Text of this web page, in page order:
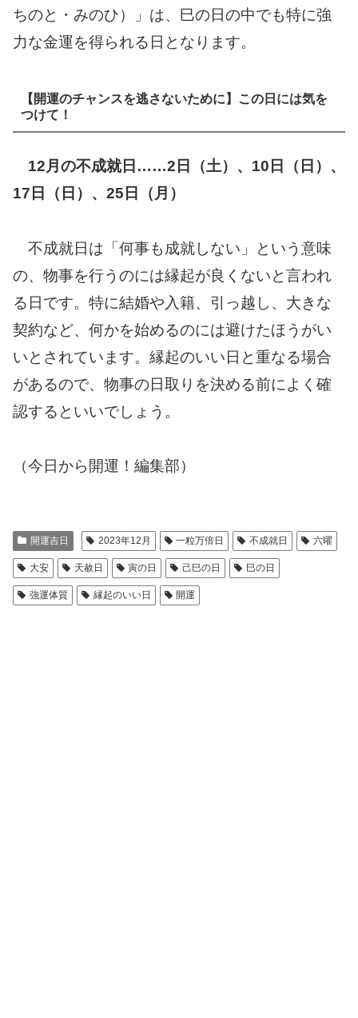
ちのと・みのひ）」は、巳の日の中でも特に強
力な金運を得られる日となります。
【開運のチャンスを逃さないために】この日には気を
つけて！
12月の不成就日……2日（土）、10日（日）、
17日（日）、25日（月）
不成就日は「何事も成就しない」という意味
の、物事を行うのには縁起が良くないと言われ
る日です。特に結婚や入籍、引っ越し、大きな
契約など、何かを始めるのには避けたほうがい
いとされています。縁起のいい日と重なる場合
があるので、物事の日取りを決める前によく確
認するといいでしょう。
（今日から開運！編集部）
開運吉日 2023年12月 一粒万倍日 不成就日 六曜
大安 天赦日 寅の日 己巳の日 巳の日
強運体質 縁起のいい日 開運